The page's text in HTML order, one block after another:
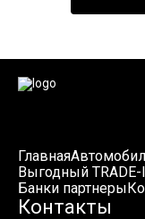
Главная
Выгодный TRADE-
Банки партнеры
Контакты